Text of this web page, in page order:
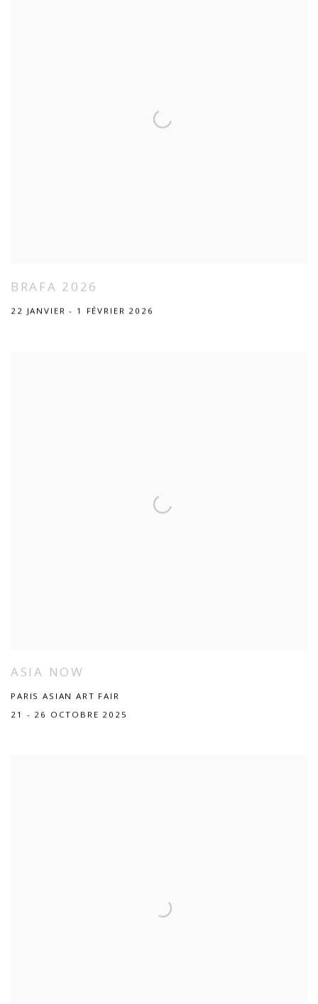
BRAFA 2026
22 JANVIER - 1 FÉVRIER 2026
ASIA NOW
PARIS ASIAN ART FAIR
21 - 26 OCTOBRE 2025